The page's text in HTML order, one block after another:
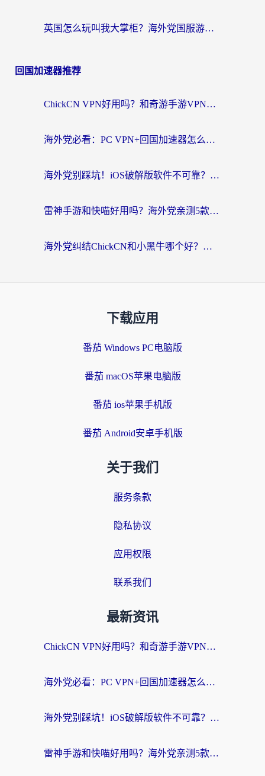
英国怎么玩叫我大掌柜？海外党国服游戏加速避坑指南（附实测推荐）
回国加速器推荐
ChickCN VPN好用吗？和奇游手游VPN对比哪个回国效果更好？海外党亲测实用指南
海外党必看：PC VPN+回国加速器怎么选？无缝访问国内资源全攻略
海外党别踩坑！iOS破解版软件不可靠？教你选对回国加速器无缝看国内资源
雷神手游和快喵好用吗？海外党亲测5款回国加速器，附斧牛Bling对比+微信视频号解决办法
海外党纠结ChickCN和小黑牛哪个好？一篇帮你选对回国加速器的实用指南
下载应用
番茄 Windows PC电脑版
番茄 macOS苹果电脑版
番茄 ios苹果手机版
番茄 Android安卓手机版
关于我们
服务条款
隐私协议
应用权限
联系我们
最新资讯
ChickCN VPN好用吗？和奇游手游VPN对比哪个回国效果更好？海外党亲测实用指南
海外党必看：PC VPN+回国加速器怎么选？无缝访问国内资源全攻略
海外党别踩坑！iOS破解版软件不可靠？教你选对回国加速器无缝看国内资源
雷神手游和快喵好用吗？海外党亲测5款回国加速器，附斧牛Bling对比+微信视频号解决办法